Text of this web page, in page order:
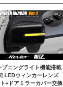
プニングライト機能搭載
LEDウィンカーレンズ
+ドアミラーカバー交換